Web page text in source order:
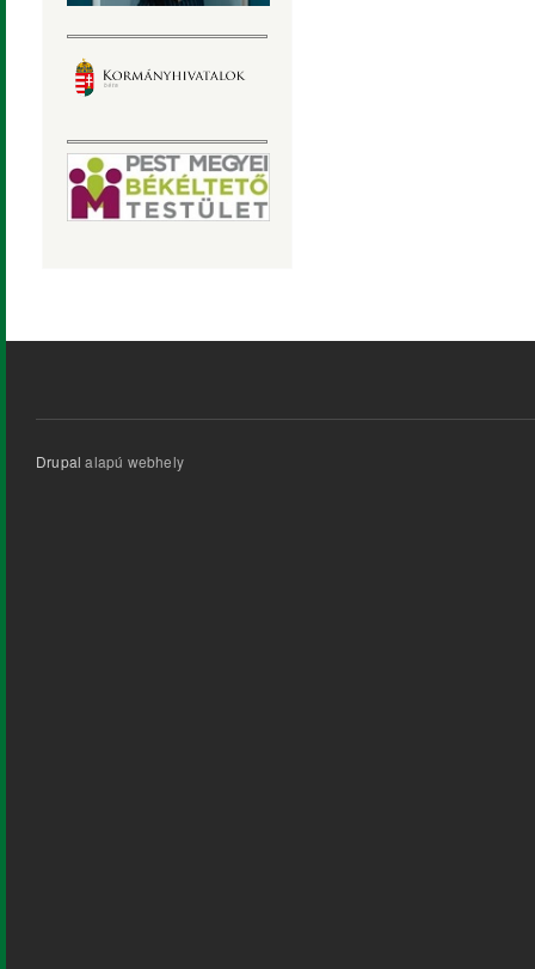
Drupal alapú webhely